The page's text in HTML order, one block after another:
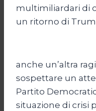
multimiliardari di
un ritorno di
anche un’altra
sospettare un
Partito
situazione di crisi